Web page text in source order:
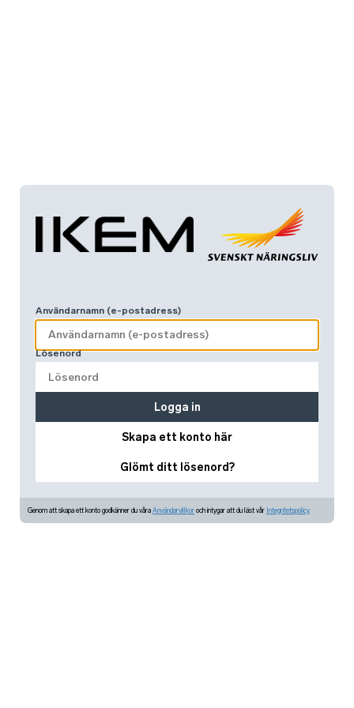
Användarnamn (e-postadress)
Lösenord
Skapa ett konto här
Glömt ditt lösenord?
Logga in
Genom att skapa ett konto godkänner du våra Användarvillkor och intygar att du läst vår Integritetspolicy.